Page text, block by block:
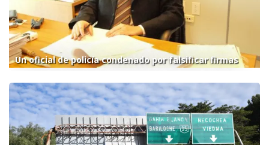
Un oficial de policía condenado por falsificar firmas